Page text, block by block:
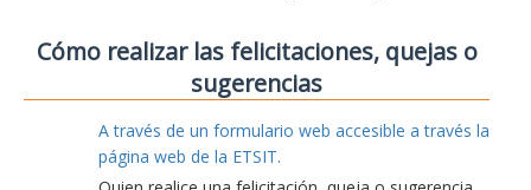
Cómo realizar las felicitaciones, quejas o
sugerencias
A través de un formulario web accesible a través la
página web de la ETSIT.